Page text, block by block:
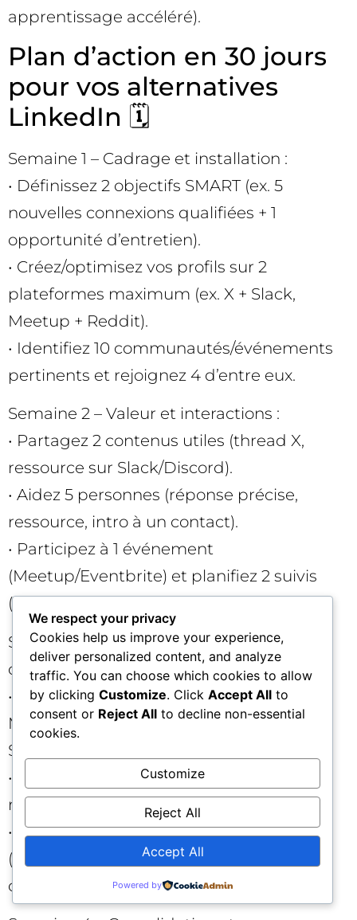
apprentissage accéléré).
Plan d’action en 30 jours
pour vos alternatives
LinkedIn 🗓️
Semaine 1 – Cadrage et installation :
• Définissez 2 objectifs SMART (ex. 5
nouvelles connexions qualifiées + 1
opportunité d’entretien).
• Créez/optimisez vos profils sur 2
plateformes maximum (ex. X + Slack,
Meetup + Reddit).
• Identifiez 10 communautés/événements
pertinents et rejoignez 4 d’entre eux.
Semaine 2 – Valeur et interactions :
• Partagez 2 contenus utiles (thread X,
ressource sur Slack/Discord).
• Aidez 5 personnes (réponse précise,
ressource, intro à un contact).
• Participez à 1 événement
(Meetup/Eventbrite) et planifiez 2 suivis
(call de 15 min).
Semaine 3 – Positionnement et
opportunités :
• Proposez un mini-talk à un groupe
Meetup ou pitch pour parler dans un
Space.
• Postez 1 étude de cas (avant/après,
métriques) et 1 template téléchargeable.
• Répondez à 5 offres pertinentes
(AngelList/Slack/Reddit) avec messages
contextualisés.
We respect your privacy
Cookies help us improve your experience,
deliver personalized content, and analyze
traffic. You can choose which cookies to allow
by clicking Customize. Click Accept All to
consent or Reject All to decline non-essential
cookies.
Customize
Reject All
Accept All
Powered by